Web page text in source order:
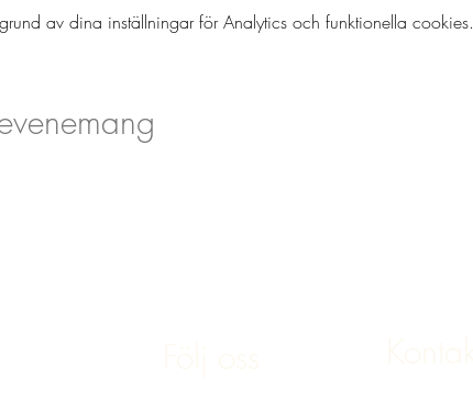
av dina inställningar för Analytics och funktionella cookies.